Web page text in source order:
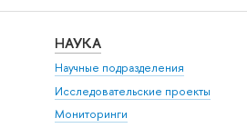
НАУКА
Научные подразделения
Исследовательские проекты
Мониторинги